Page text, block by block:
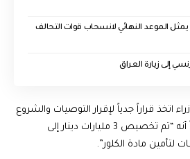
المقبل يمثل الموعد النهائي لانسحاب قوات التحالف
إلى زيارة العراق
اتخذ قراراً جدياً لإقرار التوصيات والشروع
بتنفيذ بناء المدارس”، مبيناً أنه “تم تخصيص 3 مليارات دينار إلى
لتأمين مادة الكلور”.